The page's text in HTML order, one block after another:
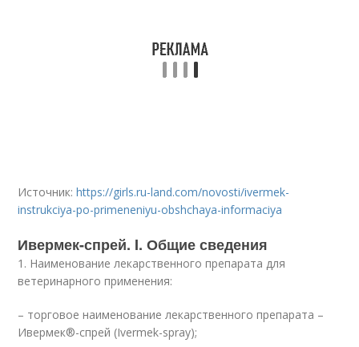
Источник:https://girls.ru-land.com/novosti/ivermek-
instrukciya-po-primeneniyu-obshchaya-informaciya
Ивермек-спрей. I. Общие сведения
1. Наименование лекарственного препарата для
ветеринарного применения:
– торговое наименование лекарственного препарата –
Ивермек®-спрей (Ivermek-sprаy);